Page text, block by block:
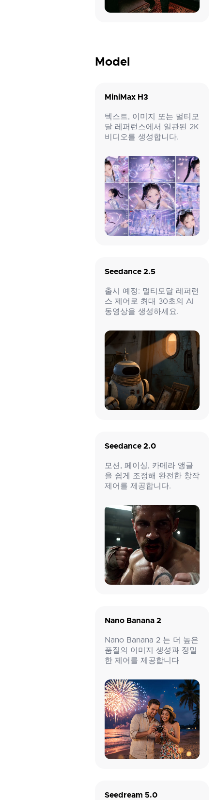
Model
MiniMax H3
텍스트, 이미지 또는 멀티모
달 레퍼런스에서 일관된 2K
비디오를 생성합니다.
Seedance 2.5
출시 예정: 멀티모달 레퍼런
스 제어로 최대 30초의 AI
동영상을 생성하세요.
Seedance 2.0
모션, 페이싱, 카메라 앵글
을 쉽게 조정해 완전한 창작
제어를 제공합니다.
Nano Banana 2
Nano Banana 2 는 더 높은
품질의 이미지 생성과 정밀
한 제어를 제공합니다
Seedream 5.0